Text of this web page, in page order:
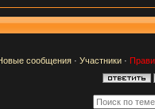
сообщения· Участники·